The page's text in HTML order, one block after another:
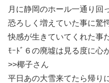
月に静岡のホール一通り回
恐ろしく増えていた事に
快感が生きていてくれた事
ﾓｰﾄﾞ６の廃墟は見る度に心
>>椰子さん
平日あの大雪来てたら帰り